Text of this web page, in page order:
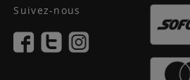
Suivez-nous